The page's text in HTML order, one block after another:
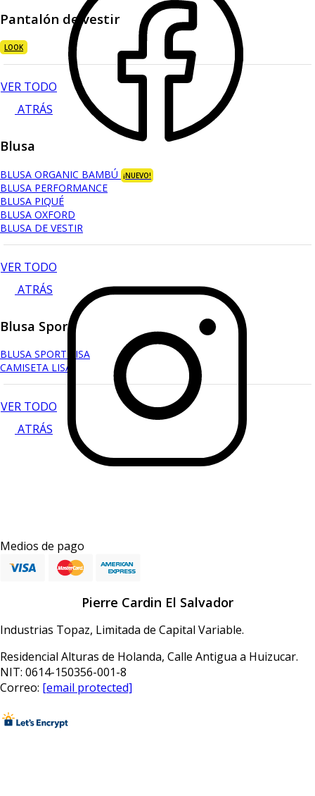
Pantalón de vestir
LOOK
VER TODO
ATRÁS
Blusa
BLUSA ORGANIC BAMBÚ ¡NUEVO!
BLUSA PERFORMANCE
BLUSA PIQUÉ
BLUSA OXFORD
BLUSA DE VESTIR
VER TODO
ATRÁS
Blusa Sport
BLUSA SPORT LISA
CAMISETA LISA
VER TODO
ATRÁS
Medios de pago
Pierre Cardin El Salvador
Industrias Topaz, Limitada de Capital Variable.
Residencial Alturas de Holanda, Calle Antigua a Huizucar.
NIT: 0614-150356-001-8
Correo: [email protected]